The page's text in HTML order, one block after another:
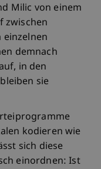
Milic von einem
zwischen
einzelnen
demnach
in den
sie
kodieren wie
sich diese
einordnen: Ist